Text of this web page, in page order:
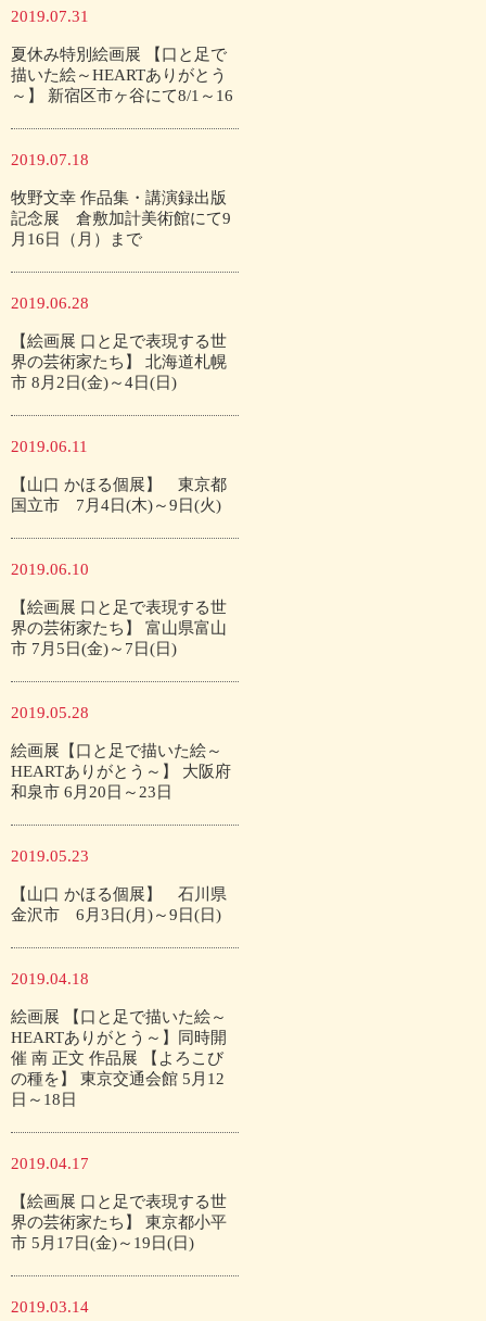
2019.07.31
夏休み特別絵画展 【口と足で
描いた絵～HEARTありがとう
～】 新宿区市ヶ谷にて8/1～16
2019.07.18
牧野文幸 作品集・講演録出版
記念展 倉敷加計美術館にて9
月16日（月）まで
2019.06.28
【絵画展 口と足で表現する世
界の芸術家たち】 北海道札幌
市 8月2日(金)～4日(日)
2019.06.11
【山口 かほる個展】 東京都
国立市 7月4日(木)～9日(火)
2019.06.10
【絵画展 口と足で表現する世
界の芸術家たち】 富山県富山
市 7月5日(金)～7日(日)
2019.05.28
絵画展【口と足で描いた絵～
HEARTありがとう～】 大阪府
和泉市 6月20日～23日
2019.05.23
【山口 かほる個展】 石川県
金沢市 6月3日(月)～9日(日)
2019.04.18
絵画展 【口と足で描いた絵～
HEARTありがとう～】同時開
催 南 正文 作品展 【よろこび
の種を】 東京交通会館 5月12
日～18日
2019.04.17
【絵画展 口と足で表現する世
界の芸術家たち】 東京都小平
市 5月17日(金)～19日(日)
2019.03.14